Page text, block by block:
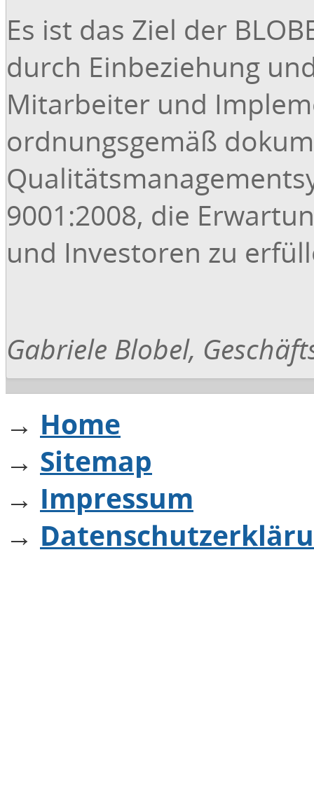
Es ist das Ziel der
durch Einbeziehung
Mitarbeiter und
ordnungsgemäß
9001:2008, die
und Investoren zu
Gabriele Blobel,
→ Home
→ Sitemap
→ Impressum
→